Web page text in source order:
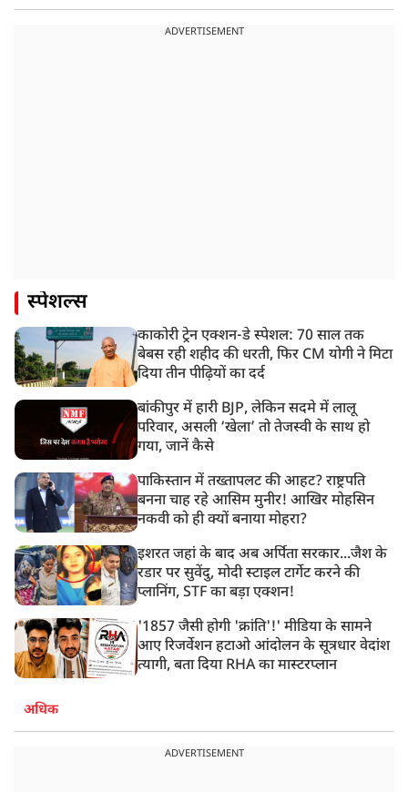
ADVERTISEMENT
स्पेशल्स
काकोरी ट्रेन एक्शन-डे स्पेशल: 70 साल तक
बेबस रही शहीद की धरती, फिर CM योगी ने मिटा
दिया तीन पीढ़ियों का दर्द
बांकीपुर में हारी BJP, लेकिन सदमे में लालू
परिवार, असली ‘खेला’ तो तेजस्वी के साथ हो
गया, जानें कैसे
पाकिस्तान में तख्तापलट की आहट? राष्ट्रपति
बनना चाह रहे आसिम मुनीर! आखिर मोहसिन
नकवी को ही क्यों बनाया मोहरा?
इशरत जहां के बाद अब अर्पिता सरकार...जैश के
रडार पर सुवेंदु, मोदी स्टाइल टार्गेट करने की
प्लानिंग, STF का बड़ा एक्शन!
'1857 जैसी होगी 'क्रांति'!' मीडिया के सामने
आए रिजर्वेशन हटाओ आंदोलन के सूत्रधार वेदांश
त्यागी, बता दिया RHA का मास्टरप्लान
अधिक
ADVERTISEMENT